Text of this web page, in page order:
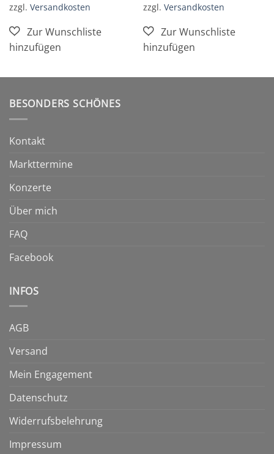
zzgl. Versandkosten
Produkt
mehrere
Varianten
zzgl. Versandkosten
BESONDERS SCHÖNES
Kontakt
Markttermine
Konzerte
Über mich
FAQ
Facebook
INFOS
AGB
Versand
Mein Engagement
Datenschutz
Widerrufsbelehrung
Impressum